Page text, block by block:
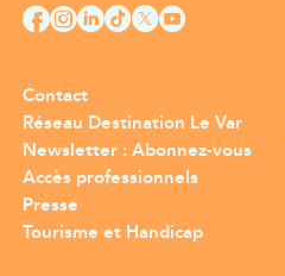
Contact
Réseau Destination Le Var
Newsletter : Abonnez-vous
Accès professionnels
Presse
Tourisme et Handicap